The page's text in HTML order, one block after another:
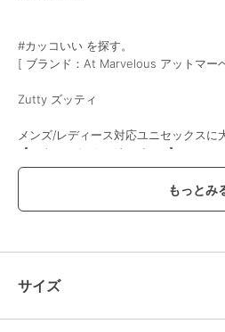
#カッコいい を探す。
[ ブランド：At Marvelous アットマー
Zutty ズッティ
メンズ/レディース対応ユニセックスに
【スウェットジョガーパンツ】
素材構成：スウェット(TCミニ裏毛)-ポ
-サイドに施したラインでコーディネー
-やや細身でタイト目にスッキリ見せる
風のかっこいいおしゃれなスウェットパ
サイズ